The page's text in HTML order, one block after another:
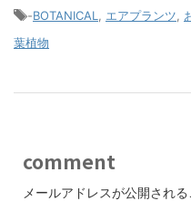
-BOTANICAL エアプランツ
葉植物
comment
メールアドレスが公開される